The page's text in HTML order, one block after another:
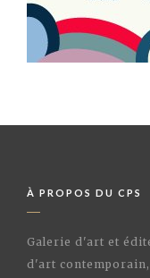
À PROPOS DU CPS
Galerie d'art et
d'art